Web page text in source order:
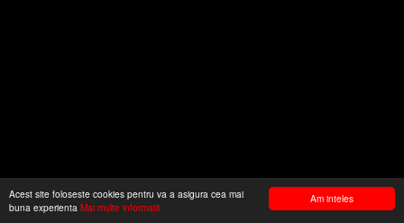
Am inteles
Acest site foloseste cookies pentru va a asigura cea mai
buna experienta Mai multe informatii